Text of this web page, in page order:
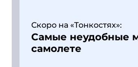
Скоро на «Тонкостях»:
Самые неудобные
самолете